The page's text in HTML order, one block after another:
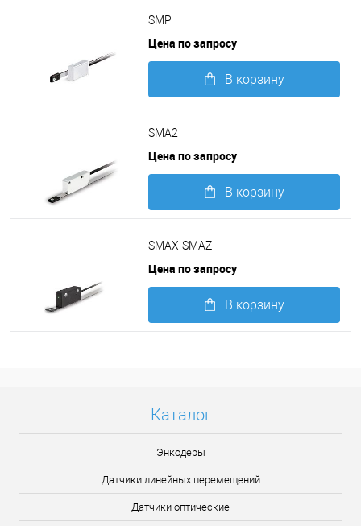
SMP
Цена по запросу
В корзину
SMA2
Цена по запросу
В корзину
SMAX-SMAZ
Цена по запросу
В корзину
Каталог
Энкодеры
Датчики линейных перемещений
Датчики оптические